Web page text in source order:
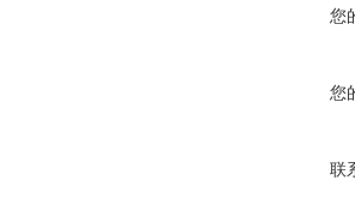
您
您
联